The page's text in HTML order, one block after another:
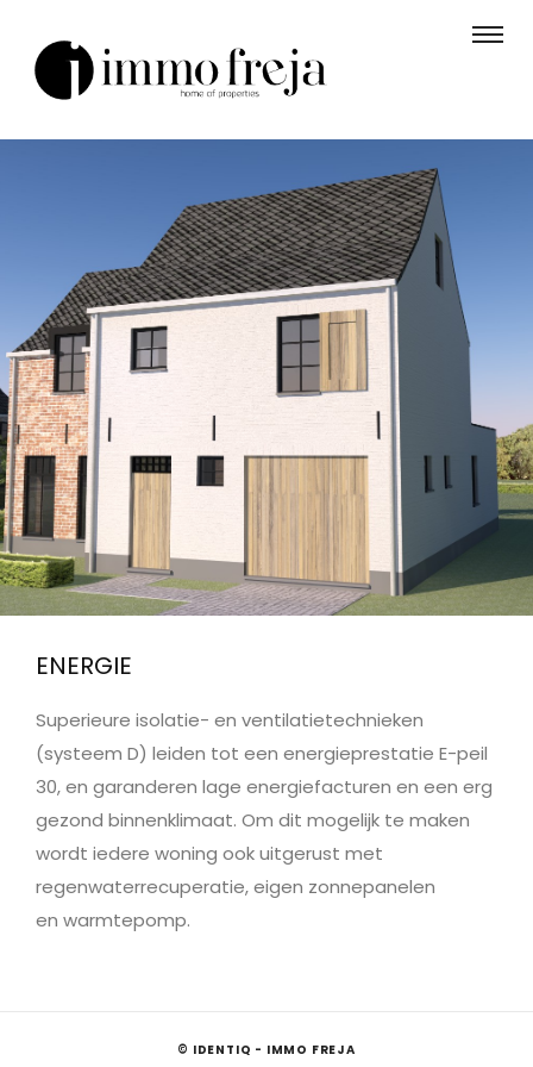
ENERGIE
Superieure isolatie- en ventilatietechnieken
(systeem D) leiden tot een energieprestatie E-peil
30, en garanderen lage energiefacturen en een erg
gezond binnenklimaat. Om dit mogelijk te maken
wordt iedere woning ook uitgerust met
regenwaterrecuperatie, eigen zonnepanelen
en warmtepomp.
© IDENTIQ - IMMO FREJA